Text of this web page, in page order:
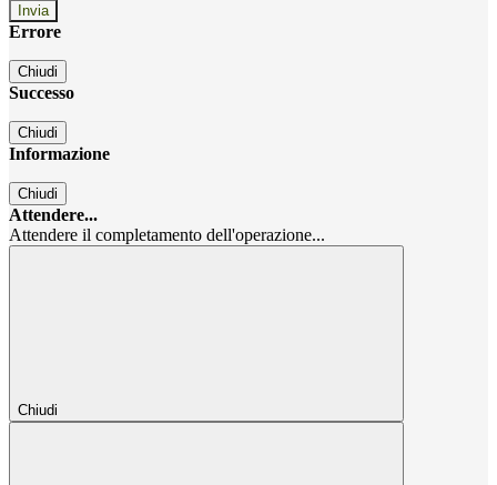
Errore
Chiudi
Successo
Chiudi
Informazione
Chiudi
Attendere...
Attendere il completamento dell'operazione...
Chiudi